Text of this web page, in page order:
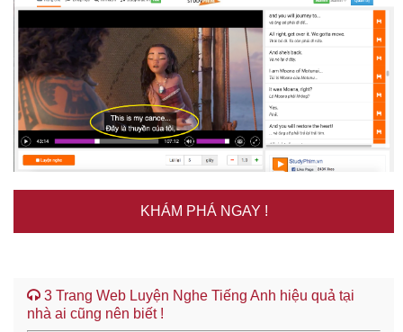
KHÁM PHÁ NGAY !
3 Trang Web Luyện Nghe Tiếng Anh hiệu quả tại
nhà ai cũng nên biết !